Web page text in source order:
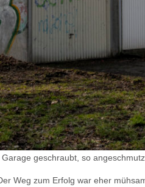
geschraubt, so
Weg zum Erfolg war eher